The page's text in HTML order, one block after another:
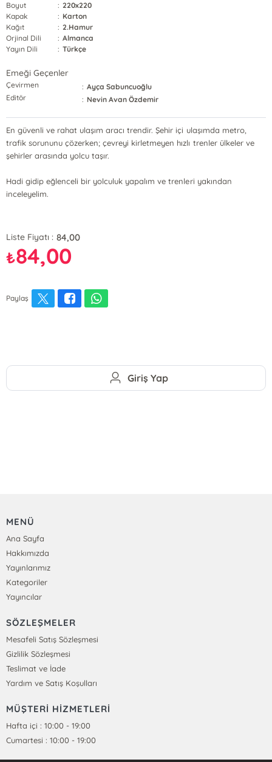
Boyut
: 220x220
Kapak
: Karton
Kağıt
: 2.Hamur
Orjinal Dili
: Almanca
Yayın Dili
: Türkçe
Emeği Geçenler
Çevirmen : Ayça Sabuncuoğlu
Editör
: Nevin Avan Özdemir
En güvenli ve rahat ulaşım aracı trendir. Şehir içi ulaşımda metro,
trafik sorununu çözerken; çevreyi kirletmeyen hızlı trenler ülkeler ve
şehirler arasında yolcu taşır.
Hadi gidip eğlenceli bir yolculuk yapalım ve trenleri yakından
inceleyelim.
Liste Fiyatı : 84,00
₺84,00
Paylaş
Giriş Yap
MENÜ
Ana Sayfa
Hakkımızda
Yayınlarımız
Kategoriler
Yayıncılar
SÖZLEŞMELER
Mesafeli Satış Sözleşmesi
Gizlilik Sözleşmesi
Teslimat ve İade
Yardım ve Satış Koşulları
MÜŞTERİ HİZMETLERİ
Hafta içi : 10:00 - 19:00
Cumartesi : 10:00 - 19:00